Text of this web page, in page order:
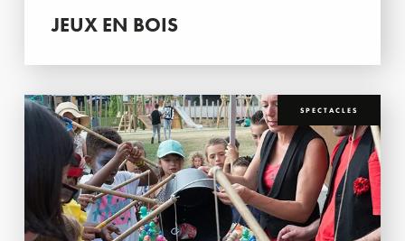
JEUX EN BOIS
SPECTACLES